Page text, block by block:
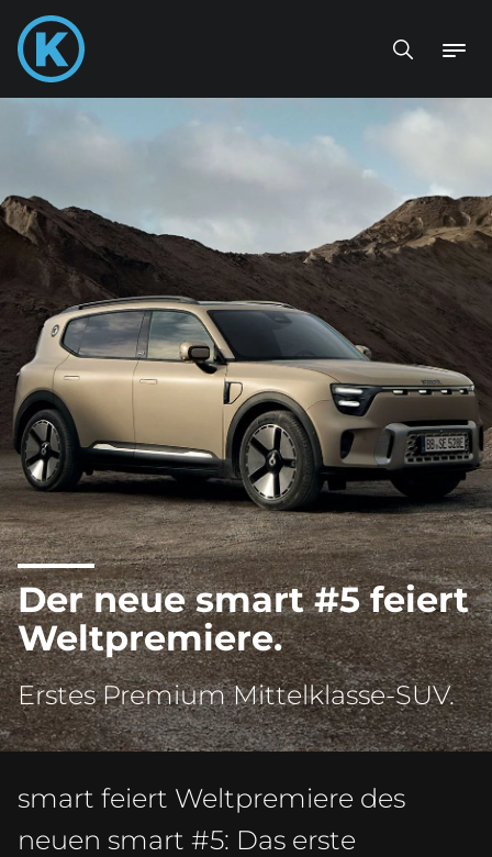
Der neue smart #5 feiert
Weltpremiere.
Erstes Premium Mittelklasse-SUV.
smart feiert Weltpremiere des
neuen smart #5: Das erste